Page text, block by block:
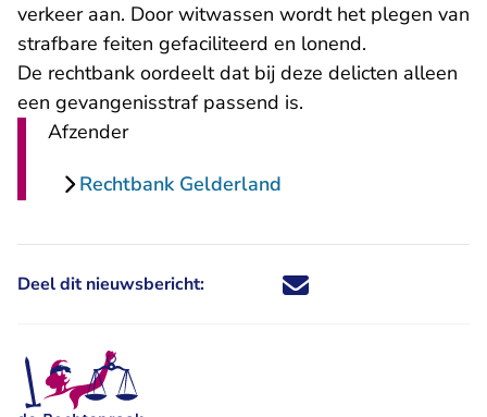
verkeer aan. Door witwassen wordt het plegen van
strafbare feiten gefaciliteerd en lonend.
De rechtbank oordeelt dat bij deze delicten alleen
een gevangenisstraf passend is.
Afzender
Rechtbank Gelderland
Deel dit nieuwsbericht: Deel dit nieuwsbericht via X -
Deel dit nieuwsbericht via
Deel dit nieuwsbericht
Deel dit